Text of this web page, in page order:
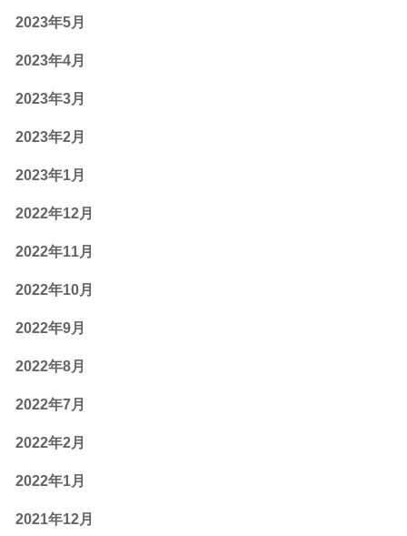
2023年5月
2023年4月
2023年3月
2023年2月
2023年1月
2022年12月
2022年11月
2022年10月
2022年9月
2022年8月
2022年7月
2022年2月
2022年1月
2021年12月